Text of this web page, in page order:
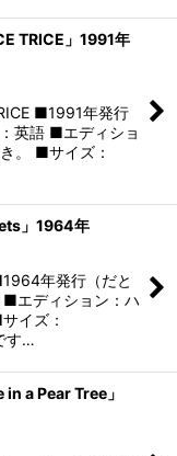
TRICE」1991年
■1991年発行
英語 ■エディショ
。 ■サイズ：
」1964年
年発行（だと
エディション：ハ
イズ：
す…
a Pear Tree」